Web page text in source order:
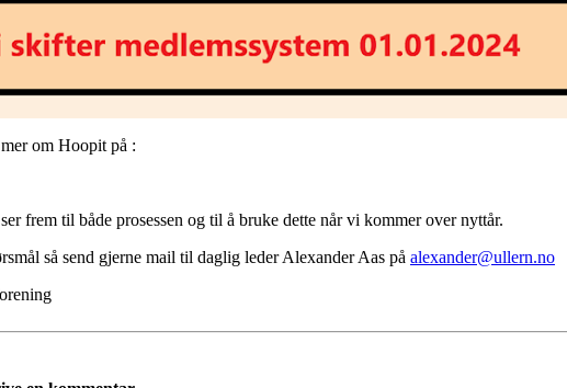
om Hoopit på :
frem til både prosessen og til å bruke dette når vi kommer over nyttår.
så send gjerne mail til daglig leder Alexander Aas på alexander@ullern.no